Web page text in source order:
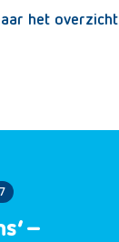
het overzicht
–